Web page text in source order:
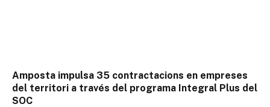
Amposta impulsa 35 contractacions en empreses
del territori a través del programa Integral Plus del
SOC